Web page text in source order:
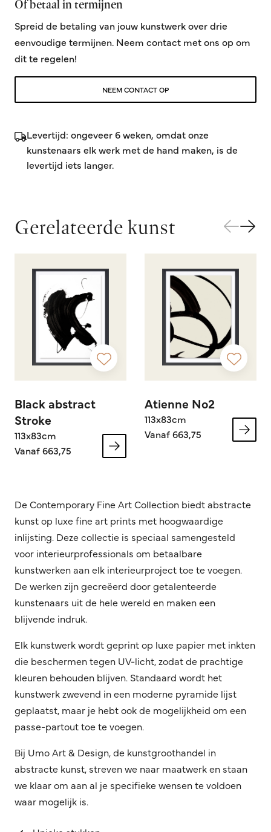
Of betaal in termijnen
Spreid de betaling van jouw kunstwerk over drie
eenvoudige termijnen. Neem contact met ons op om
dit te regelen!
NEEM CONTACT OP
Levertijd: ongeveer 6 weken, omdat onze
kunstenaars elk werk met de hand maken, is de
levertijd iets langer.
Gerelateerde kunst
Black abstract
Stroke
113x83cm
Vanaf 663,75
Atienne No2
113x83cm
Vanaf 663,75
De Contemporary Fine Art Collection biedt abstracte
kunst op luxe fine art prints met hoogwaardige
inlijsting. Deze collectie is speciaal samengesteld
voor interieurprofessionals om betaalbare
kunstwerken aan elk interieurproject toe te voegen.
De werken zijn gecreëerd door getalenteerde
kunstenaars uit de hele wereld en maken een
blijvende indruk.
Elk kunstwerk wordt geprint op luxe papier met inkten
die beschermen tegen UV-licht, zodat de prachtige
kleuren behouden blijven. Standaard wordt het
kunstwerk zwevend in een moderne pyramide lijst
geplaatst, maar je hebt ook de mogelijkheid om een
passe-partout toe te voegen.
Bij Umo Art & Design, de kunstgroothandel in
abstracte kunst, streven we naar maatwerk en staan
we klaar om aan al je specifieke wensen te voldoen
waar mogelijk is.